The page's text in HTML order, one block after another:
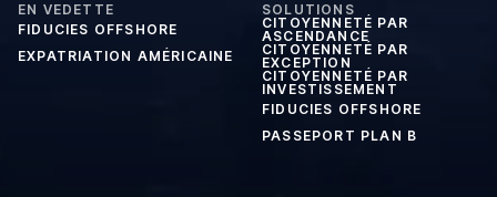
EN VEDETTE
FIDUCIES OFFSHORE
EXPATRIATION AMÉRICAINE
SOLUTIONS
CITOYENNETÉ PAR
ASCENDANCE
CITOYENNETÉ PAR
EXCEPTION
CITOYENNETÉ PAR
INVESTISSEMENT
FIDUCIES OFFSHORE
PASSEPORT PLAN B